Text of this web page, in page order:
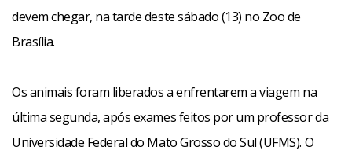
devem chegar, na tarde deste sábado (13) no Zoo de
Brasília.
Os animais foram liberados a enfrentarem a viagem na
última segunda, após exames feitos por um professor da
Universidade Federal do Mato Grosso do Sul (UFMS). O